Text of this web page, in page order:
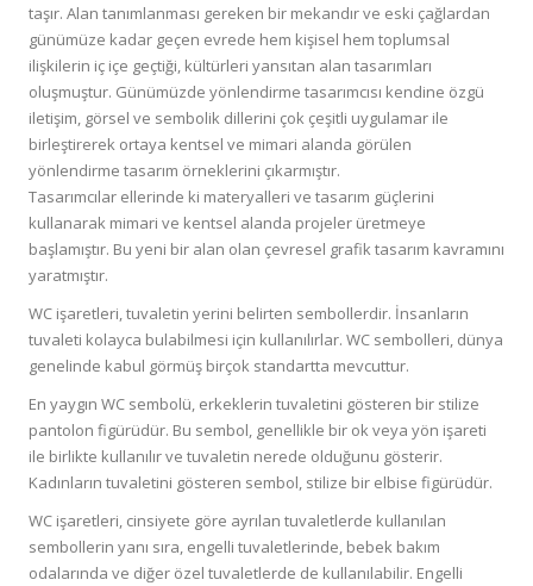
taşır. Alan tanımlanması gereken bir mekandır ve eski çağlardan
günümüze kadar geçen evrede hem kişisel hem toplumsal
ilişkilerin iç içe geçtiği, kültürleri yansıtan alan tasarımları
oluşmuştur. Günümüzde yönlendirme tasarımcısı kendine özgü
iletişim, görsel ve sembolik dillerini çok çeşitli uygulamar ile
birleştirerek ortaya kentsel ve mimari alanda görülen
yönlendirme tasarım örneklerini çıkarmıştır.
Tasarımcılar ellerinde ki materyalleri ve tasarım güçlerini
kullanarak mimari ve kentsel alanda projeler üretmeye
başlamıştır. Bu yeni bir alan olan çevresel grafik tasarım kavramını
yaratmıştır.
WC işaretleri, tuvaletin yerini belirten sembollerdir. İnsanların
tuvaleti kolayca bulabilmesi için kullanılırlar. WC sembolleri, dünya
genelinde kabul görmüş birçok standartta mevcuttur.
En yaygın WC sembolü, erkeklerin tuvaletini gösteren bir stilize
pantolon figürüdür. Bu sembol, genellikle bir ok veya yön işareti
ile birlikte kullanılır ve tuvaletin nerede olduğunu gösterir.
Kadınların tuvaletini gösteren sembol, stilize bir elbise figürüdür.
WC işaretleri, cinsiyete göre ayrılan tuvaletlerde kullanılan
sembollerin yanı sıra, engelli tuvaletlerinde, bebek bakım
odalarında ve diğer özel tuvaletlerde de kullanılabilir. Engelli